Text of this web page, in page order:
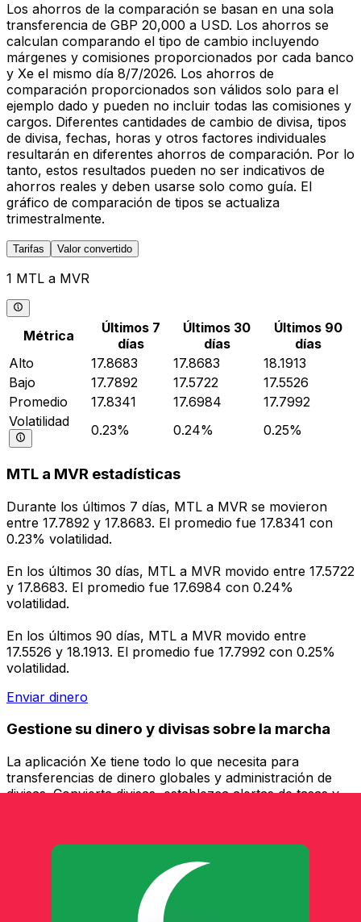
Los ahorros de la comparación se basan en una sola
transferencia de GBP 20,000 a USD. Los ahorros se
calculan comparando el tipo de cambio incluyendo
márgenes y comisiones proporcionados por cada banco
y Xe el mismo día 8/7/2026. Los ahorros de
comparación proporcionados son válidos solo para el
ejemplo dado y pueden no incluir todas las comisiones y
cargos. Diferentes cantidades de cambio de divisa, tipos
de divisa, fechas, horas y otros factores individuales
resultarán en diferentes ahorros de comparación. Por lo
tanto, estos resultados pueden no ser indicativos de
ahorros reales y deben usarse solo como guía. El
gráfico de comparación de tipos se actualiza
trimestralmente.
Tarifas Valor convertido
1 MTL a MVR
Métrica
Últimos 7
días
Últimos 30
días
Últimos 90
días
Alto
17.8683 17.8683
18.1913
Bajo
17.7892 17.5722
17.5526
Promedio
17.8341 17.6984
17.7992
Volatilidad
0.23% 0.24% 0.25%
MTL a MVR estadísticas
Durante los últimos 7 días, MTL a MVR se movieron
entre 17.7892 y 17.8683. El promedio fue 17.8341 con
0.23% volatilidad.
En los últimos 30 días, MTL a MVR movido entre 17.5722
y 17.8683. El promedio fue 17.6984 con 0.24%
volatilidad.
En los últimos 90 días, MTL a MVR movido entre
17.5526 y 18.1913. El promedio fue 17.7992 con 0.25%
volatilidad.
Enviar dinero
Gestione su dinero y divisas sobre la marcha
La aplicación Xe tiene todo lo que necesita para
transferencias de dinero globales y administración de
divisas. Convierta divisas, establezca alertas de tasas y